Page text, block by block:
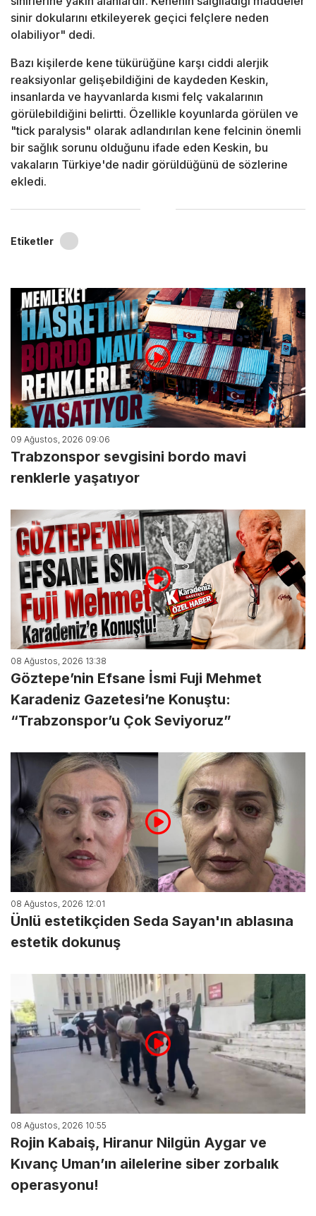
sinir dokularını etkileyerek geçici felçlere neden
olabiliyor" dedi.
Bazı kişilerde kene tükürüğüne karşı ciddi alerjik
reaksiyonlar gelişebildiğini de kaydeden Keskin,
insanlarda ve hayvanlarda kısmi felç vakalarının
görülebildiğini belirtti. Özellikle koyunlarda görülen ve
"tick paralysis" olarak adlandırılan kene felcinin önemli
bir sağlık sorunu olduğunu ifade eden Keskin, bu
vakaların Türkiye'de nadir görüldüğünü de sözlerine
ekledi.
Etiketler
09 Ağustos, 2026 09:06
Trabzonspor sevgisini bordo mavi
renklerle yaşatıyor
08 Ağustos, 2026 13:38
Göztepe’nin Efsane İsmi Fuji Mehmet
Karadeniz Gazetesi’ne Konuştu:
“Trabzonspor’u Çok Seviyoruz”
08 Ağustos, 2026 12:01
Ünlü estetikçiden Seda Sayan'ın ablasına
estetik dokunuş
08 Ağustos, 2026 10:55
Rojin Kabaiş, Hiranur Nilgün Aygar ve
Kıvanç Uman’ın ailelerine siber zorbalık
operasyonu!